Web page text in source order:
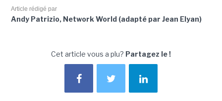
Article rédigé par
Andy Patrizio, Network World (adapté par Jean Elyan)
Cet article vous a plu? Partagez le !